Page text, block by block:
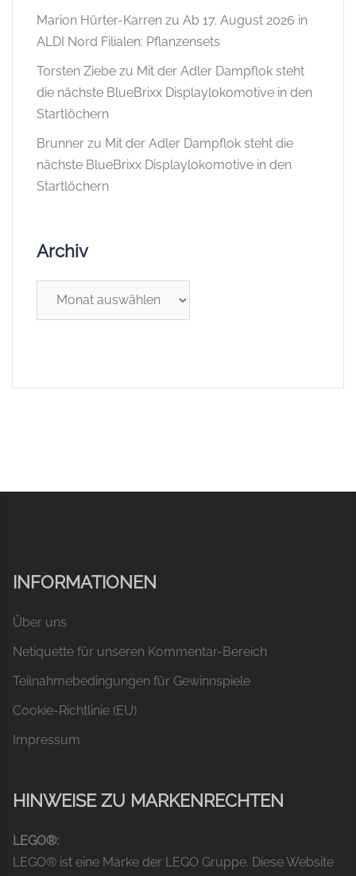
Marion Hürter-Karren zu Ab 17. August 2026 in
ALDI Nord Filialen: Pflanzensets
Torsten Ziebe zu Mit der Adler Dampflok steht
die nächste BlueBrixx Displaylokomotive in den
Startlöchern
Brunner zu Mit der Adler Dampflok steht die
nächste BlueBrixx Displaylokomotive in den
Startlöchern
Archiv
INFORMATIONEN
Über uns
Netiquette für unseren Kommentar-Bereich
Teilnahmebedingungen für Gewinnspiele
Cookie-Richtlinie (EU)
Impressum
HINWEISE ZU MARKENRECHTEN
LEGO®:
LEGO® ist eine Marke der LEGO Gruppe. Diese Website